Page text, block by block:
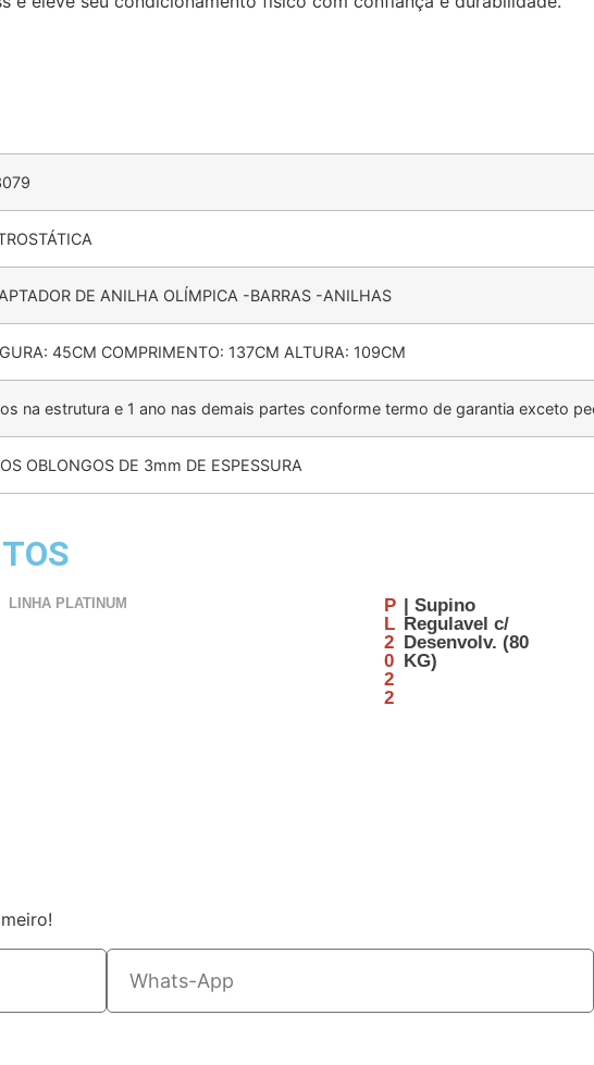
DE ANILHA OLÍMPICA -BARRAS -ANILHAS
45CM COMPRIMENTO: 137CM ALTURA: 109CM
na estrutura e 1 ano nas demais partes conforme termo de garantia exceto
OBLONGOS DE 3mm DE ESPESSURA
LINHA PLATINUM
P
L
2
0
2
2
| Supino
Regulavel c/
Desenvolv. (80
KG)